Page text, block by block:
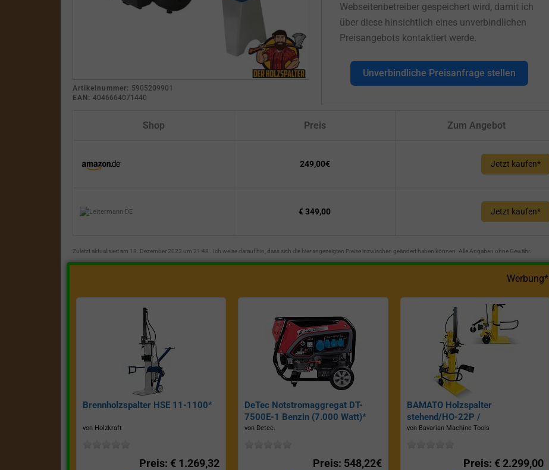
Artikelnummer: 5905209901
EAN: 4046664071440
Webseitenbetreiber gespeichert wird, damit ich
über diese hinsichtlich eines unverbindlichen
Preisangebots kontaktiert werde.
Unverbindliche Preisanfrage stellen
Shop Preis Zum Angebot
249,00€ Jetzt kaufen*
€ 349,00 Jetzt kaufen*
Zuletzt aktualisiert am 18. Dezember 2023 um 21:48 . Ich weise darauf hin, dass sich die hier angezeigten Preise inzwischen geändert haben können. Alle Angaben ohne Gewähr.
Werbung*
Brennholzspalter HSE 11-1100*
von Holzkraft
Preis: € 1.269,32
DeTec Notstromaggregat DT-
7500E-1 Benzin (7.000 Watt)*
von Detec.
Preis: 548,22€
BAMATO Holzspalter
stehend/HO-22P /
Zapfwellenantrieb, Inkl.
von Bavarian Machine Tools
Preis: € 2.299,00